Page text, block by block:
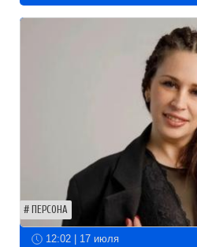
ПЕРСОНА
12:02 | 17 июля